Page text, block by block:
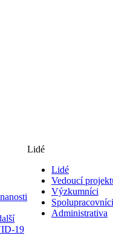
19
Lidé
Lidé
Vedoucí
Výzkumníci
Spolupracovníci
Administrativa